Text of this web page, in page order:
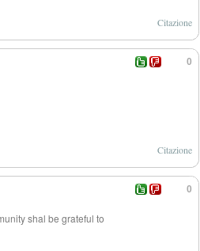
Citazione
0
Citazione
0
shal be grateful to